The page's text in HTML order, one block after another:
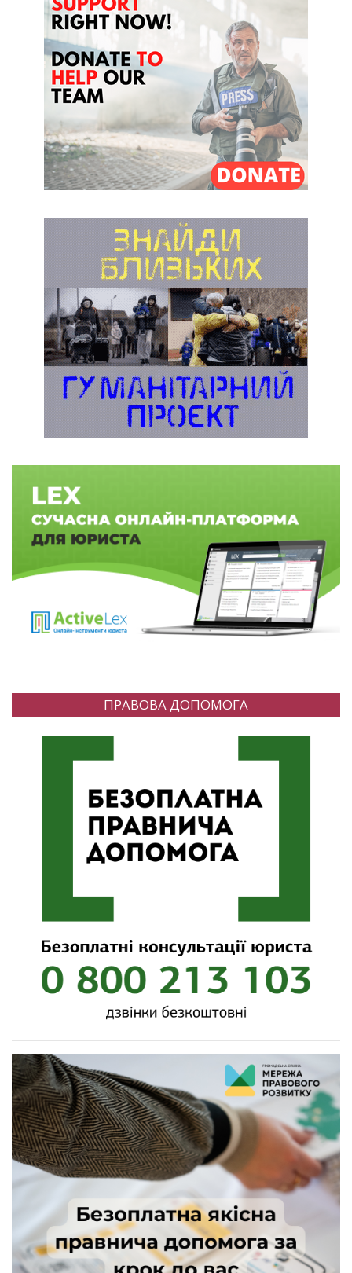
ПРАВОВА ДОПОМОГА